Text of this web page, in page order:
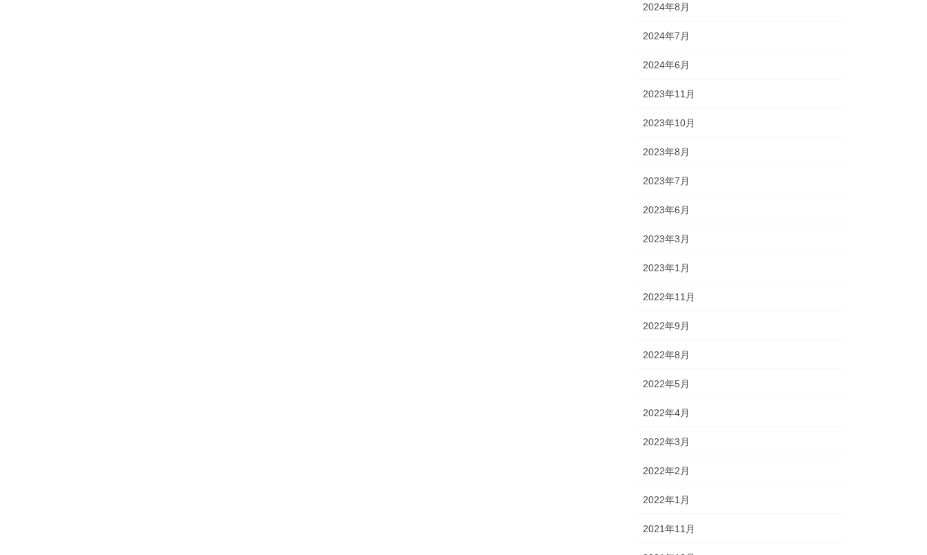
2024年8月
2024年7月
2024年6月
2023年11月
2023年10月
2023年8月
2023年7月
2023年6月
2023年3月
2023年1月
2022年11月
2022年9月
2022年8月
2022年5月
2022年4月
2022年3月
2022年2月
2022年1月
2021年11月